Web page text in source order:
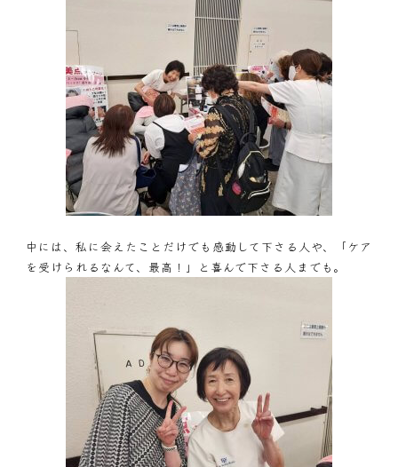
中には、私に会えたことだけでも感動して下さる人や、「ケア
を受けられるなんて、最高！」と喜んで下さる人までも。